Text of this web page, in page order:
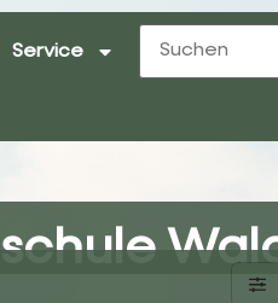
Service